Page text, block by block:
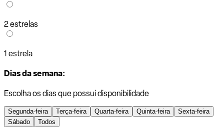
2 estrelas
1 estrela
Dias da semana:
Escolha os dias que possui disponibilidade
Segunda-feira Terça-feira Quarta-feira Quinta-feira
Sexta-feira
Sábado
Todos